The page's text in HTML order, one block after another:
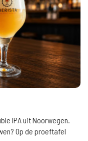
IPA uit Noorwegen.
Op de proeftafel